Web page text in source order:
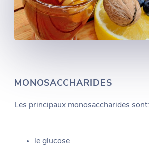
MONOSACCHARIDES
Les principaux monosaccharides sont:
le glucose